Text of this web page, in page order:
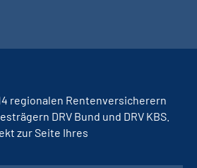
regionalen Rentenversicherern
DRV Bund und DRV KBS.
zur Seite Ihres